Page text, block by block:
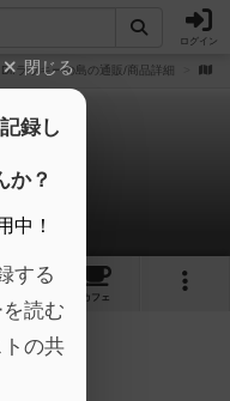
ログイン
Dr.ラッキーの島の通販/商品詳細
島
ト
カフェ
充実
閉じる
録し
か？
中！
する
読む
の共